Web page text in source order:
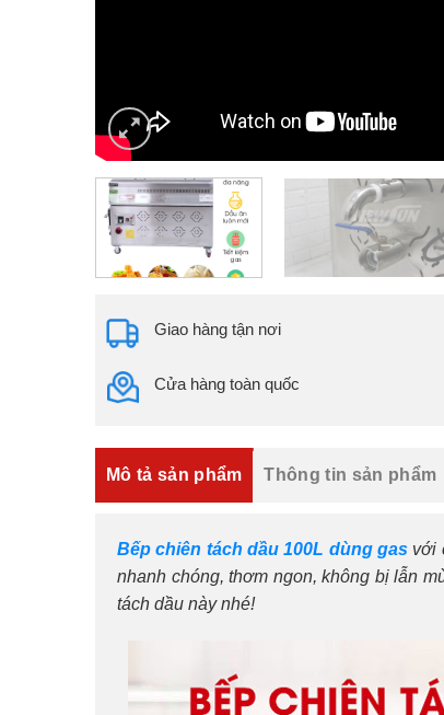
Giao hàng tận nơi
Cửa hàng toàn quốc
Mô tả sản phẩm Thông tin sản phẩm
Bếp chiên tách dầu 100L dùng gas với
nhanh chóng, thơm ngon, không bị lẫn
tách dầu này nhé!